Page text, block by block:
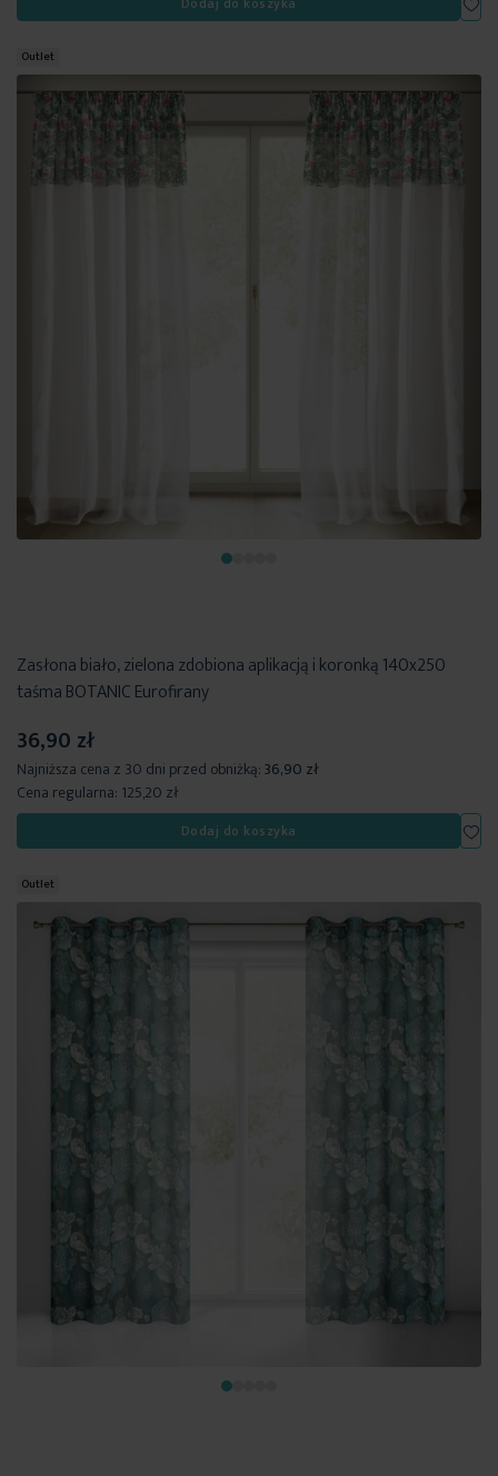
Outlet
Zasłona biało, zielona zdobiona aplikacją i koronką 140x250
taśma BOTANIC Eurofirany
36,90 zł
Najniższa cena z 30 dni przed obniżką:36,90 zł
Cena regularna: 125,20 zł
Dodaj do koszyka
Outlet